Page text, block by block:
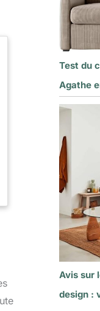
Test du
Agathe
Avis sur
design :